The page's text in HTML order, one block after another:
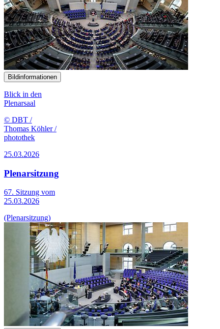
Bildinformationen
Blick in den
Plenarsaal
© DBT /
Thomas Köhler /
photothek
25.03.2026
Plenarsitzung
67. Sitzung vom
25.03.2026
(Plenarsitzung)